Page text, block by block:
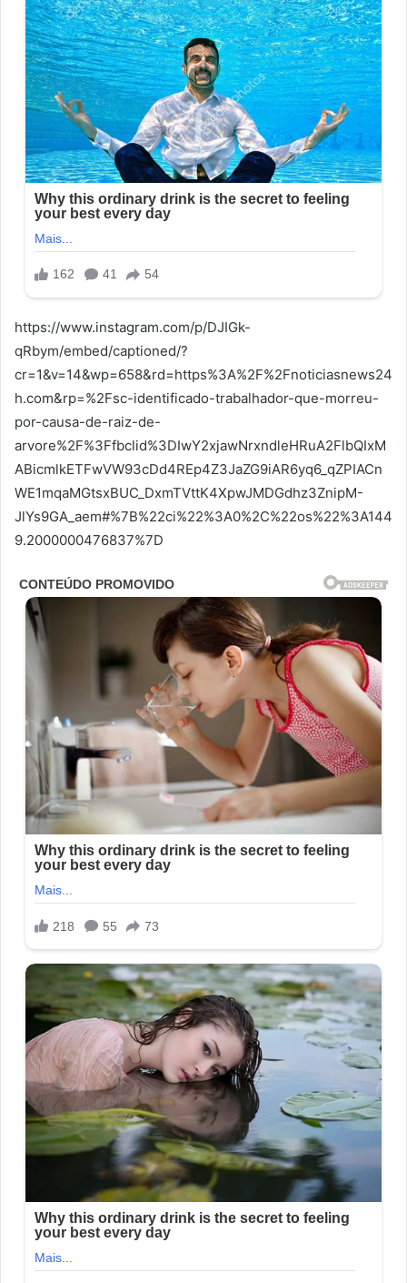
https://www.instagram.com/p/DJIGk-
qRbym/embed/captioned/?
cr=1&v=14&wp=658&rd=https%3A%2F%2Fnoticiasnews24
h.com&rp=%2Fsc-identificado-trabalhador-que-morreu-
por-causa-de-raiz-de-
arvore%2F%3Ffbclid%3DIwY2xjawNrxndleHRuA2FlbQIxM
ABicmlkETFwVW93cDd4REp4Z3JaZG9iAR6yq6_qZPIACn
WE1mqaMGtsxBUC_DxmTVttK4XpwJMDGdhz3ZnipM-
JlYs9GA_aem#%7B%22ci%22%3A0%2C%22os%22%3A144
9.2000000476837%7D